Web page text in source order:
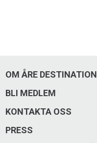
OM ÅRE DESTINATION
BLI MEDLEM
KONTAKTA OSS
PRESS